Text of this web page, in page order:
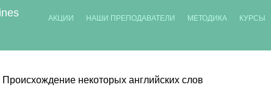
АКЦИИ НАШИ ПРЕПОДАВАТЕЛИ МЕТОДИКА КУРСЫ
Происхождение некоторых английских слов